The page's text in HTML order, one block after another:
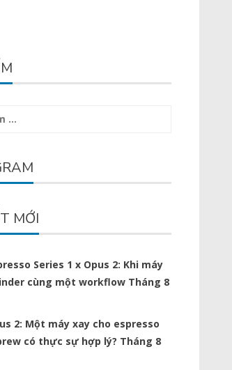
MỚI
Series 1 x Opus 2: Khi máy
cùng một workflow Tháng 8
2: Một máy xay cho espresso
có thực sự hợp lý? Tháng 8